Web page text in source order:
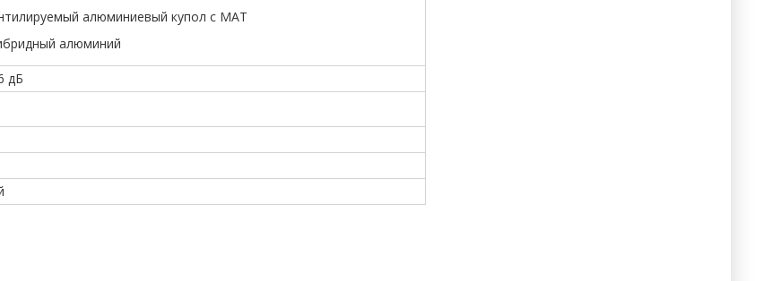
алюминиевый купол с MAT
алюминий
дБ